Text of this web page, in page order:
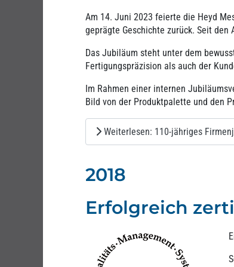
Am 14. Juni 2023 feierte die Heyd
geprägte Geschichte zurück. Seit
Das Jubiläum steht unter dem
Fertigungspräzision als auch der
Im Rahmen einer internen
Bild von der Produktpalette und den
Weiterlesen: 110-jähriges
2018
Erfolgreich